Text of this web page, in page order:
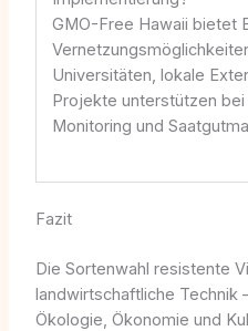
GMO-Free Hawaii bietet
Universitäten, lokale
Projekte unterstützen bei
Monitoring und
Fazit
Die Sortenwahl resistente
landwirtschaftliche
Ökologie, Ökonomie und